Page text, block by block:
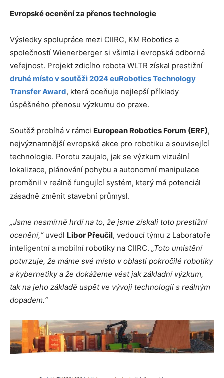
Evropské ocenění za přenos technologie
Výsledky spolupráce mezi CIIRC, KM Robotics a
společností Wienerberger si všimla i evropská odborná
veřejnost. Projekt zdicího robota WLTR získal prestižní
druhé místo v soutěži 2024 euRobotics Technology
Transfer Award, která oceňuje nejlepší příklady
úspěšného přenosu výzkumu do praxe.
Soutěž probíhá v rámci European Robotics Forum (ERF),
nejvýznamnější evropské akce pro robotiku a související
technologie. Porotu zaujalo, jak se výzkum vizuální
lokalizace, plánování pohybu a autonomní manipulace
proměnil v reálně fungující systém, který má potenciál
zásadně změnit stavební průmysl.
„Jsme nesmírně hrdí na to, že jsme získali toto prestižní
ocenění,“ uvedl Libor Přeučil, vedoucí týmu z Laboratoře
inteligentní a mobilní robotiky na CIIRC. „Toto umístění
potvrzuje, že máme své místo v oblasti pokročilé robotiky
a kybernetiky a že dokážeme vést jak základní výzkum,
tak na jeho základě uspět ve vývoji technologií s reálným
dopadem.“